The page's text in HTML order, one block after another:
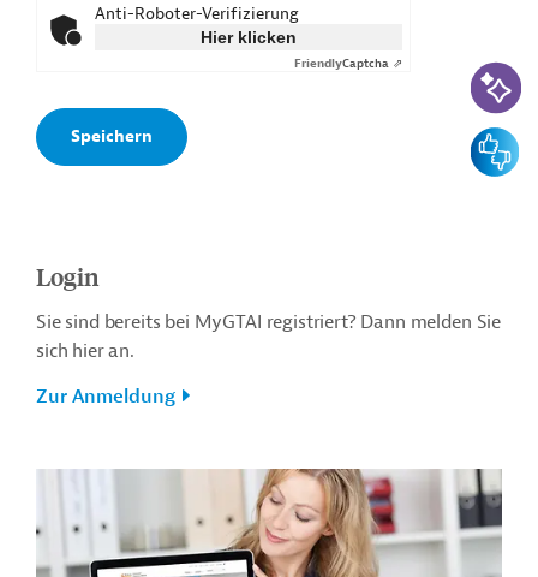
Anti-Roboter-Verifizierung
Hier klicken
FriendlyCaptcha ⇗
Login
Sie sind bereits bei MyGTAI registriert? Dann melden Sie
sich hier an.
Zur Anmeldung
KI-